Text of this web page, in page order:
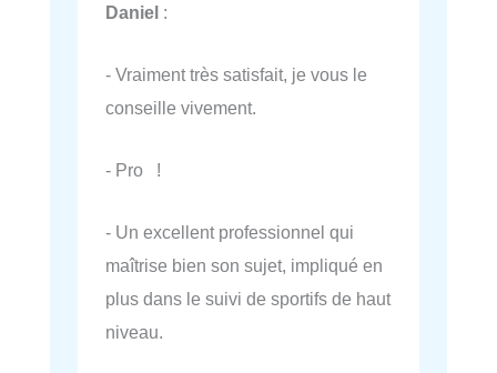
Daniel :
- Vraiment très satisfait, je vous le
conseille vivement.
- Pro !
- Un excellent professionnel qui
maîtrise bien son sujet, impliqué en
plus dans le suivi de sportifs de haut
niveau.